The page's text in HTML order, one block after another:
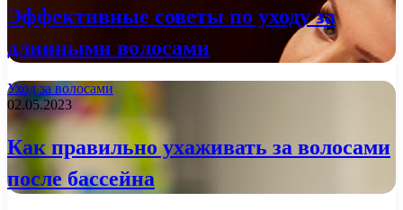
Эффективные советы по уходу за
длинными волосами
Уход за волосами
02.05.2023
Как правильно ухаживать за волосами
после бассейна